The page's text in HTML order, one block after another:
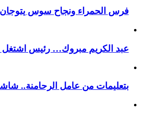
فرس الحمراء ونجاح سوس
عبد الكريم مبروك… رئيس اشتغل
بتعليمات من عامل الرحامنة..